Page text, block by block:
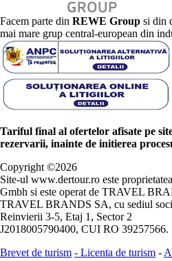
Facem parte din REWE Group si din
mai mare grup central-european din
Tariful final al ofertelor afisate pe
rezervarii, inainte de initierea
Copyright ©2026
Site-ul www.dertour.ro este
Gmbh si este operat de TRAVEL
TRAVEL BRANDS SA, cu sediul
Reinvierii 3-5, Etaj 1, Sector 2
J2018005790400, CUI RO 39257566.
Brevet de turism - Licenta de turism -